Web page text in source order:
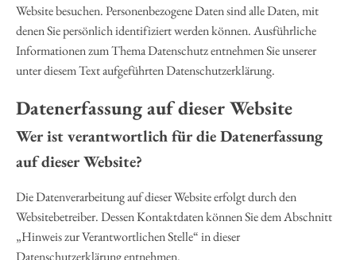
Website besuchen. Personenbezogene Daten sind alle Daten, mit
denen Sie persönlich identifiziert werden können. Ausführliche
Informationen zum Thema Datenschutz entnehmen Sie unserer
unter diesem Text aufgeführten Datenschutzerklärung.
Datenerfassung auf dieser Website
Wer ist verantwortlich für die Datenerfassung
auf dieser Website?
Die Datenverarbeitung auf dieser Website erfolgt durch den
Websitebetreiber. Dessen Kontaktdaten können Sie dem Abschnitt
„Hinweis zur Verantwortlichen Stelle“ in dieser
Datenschutzerklärung entnehmen.